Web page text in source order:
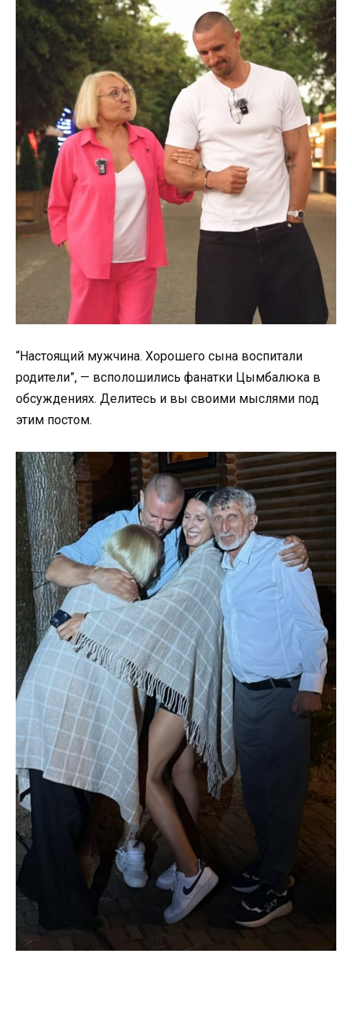
“Настоящий мужчина. Хорошего сына воспитали
родители”, — всполошились фанатки Цымбалюка в
обсуждениях. Делитесь и вы своими мыслями под
этим постом.